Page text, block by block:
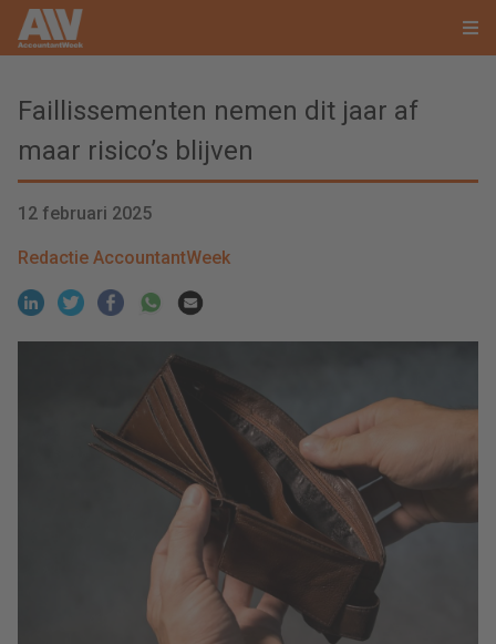
Faillissementen nemen dit jaar af
maar risico’s blijven
12 februari 2025
Redactie AccountantWeek